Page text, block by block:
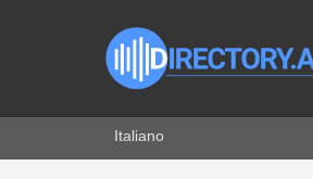
Seleziona la tua lingua
Italiano